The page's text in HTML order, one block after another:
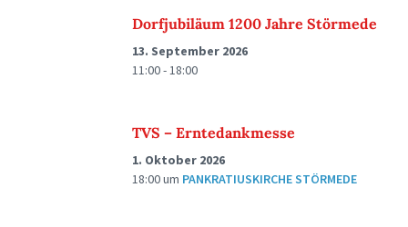
Dorfjubiläum 1200 Jahre Störmede
13. September 2026
11:00 - 18:00
TVS – Erntedankmesse
1. Oktober 2026
18:00um PANKRATIUSKIRCHE STÖRMEDE